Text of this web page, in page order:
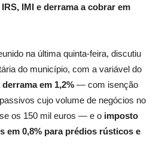
IMI e derrama a cobrar em
na última quinta-feira, discutiu
do município, com a variável do
derrama em 1,2% — com isenção
cujo volume de negócios no
os 150 mil euros — e o imposto
em 0,8% para prédios rústicos e